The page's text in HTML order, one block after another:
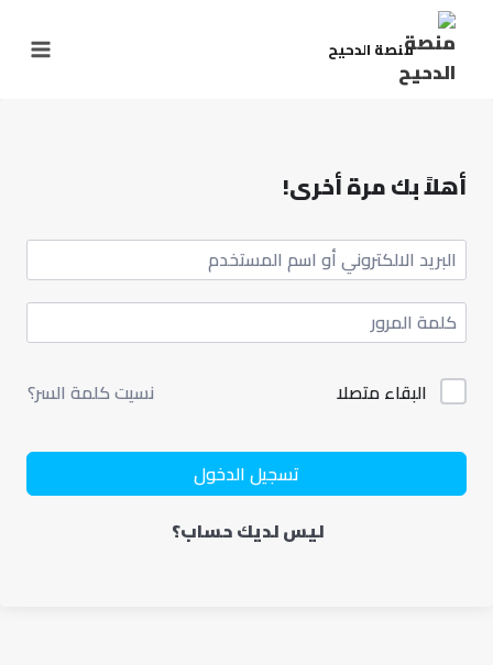
منصة الدحيح
أهلاً بك مرة أخرى!
البقاء متصلا نسيت كلمة السر؟
تسجيل الدخول
ليس لديك حساب؟